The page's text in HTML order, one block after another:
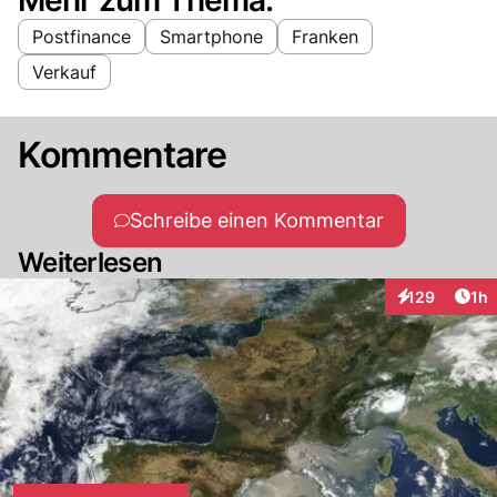
Postfinance Smartphone
Franken
Verkauf
Kommentare
Schreibe einen Kommentar
Weiterlesen
129
Interaktionen
1h